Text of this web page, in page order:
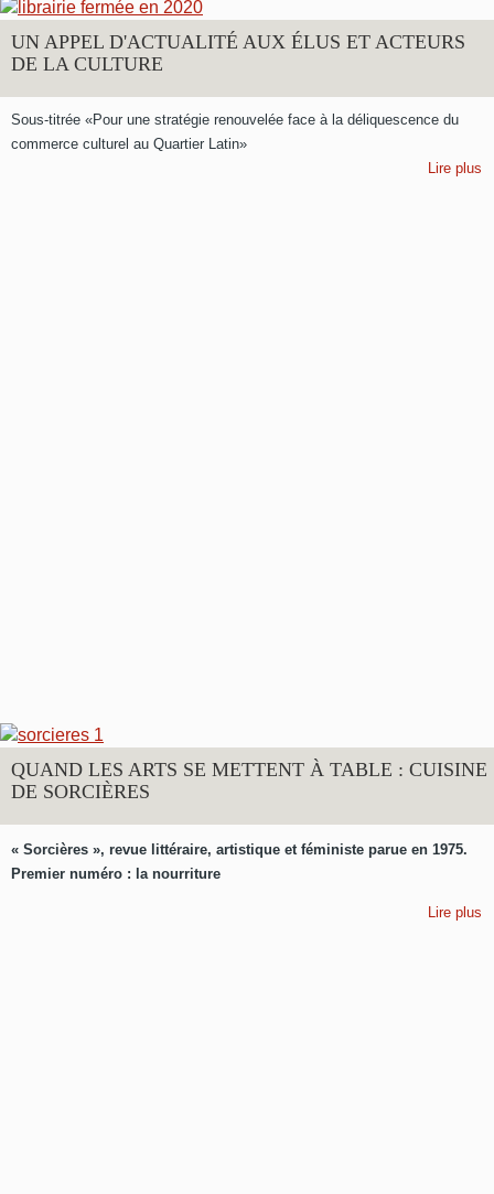
UN APPEL D'ACTUALITÉ AUX ÉLUS ET ACTEURS
DE LA CULTURE
Sous-titrée «Pour une stratégie renouvelée face à la déliquescence du
commerce culturel au Quartier Latin»
Lire plus
QUAND LES ARTS SE METTENT À TABLE : CUISINE
DE SORCIÈRES
« Sorcières », revue littéraire, artistique et féministe parue en 1975.
Premier numéro : la nourriture
Lire plus